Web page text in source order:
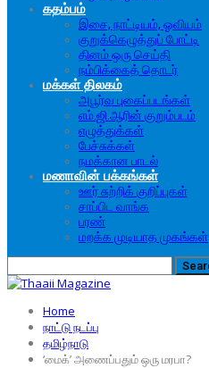
கதம்பம்
இசை, நாட்டியம், ஓவியம்
குறுக்கெழுத்துப் போட்டி
தினம் ஒரு செய்தி
நம்பிக்கைத் தொடர்
மக்கள் திலகம்
அபூர்வ புகைப்படங்கள்
எம்.ஜி.ஆரின் குறும்படம்
எழுத்துக்கள்
பேச்சுக்கள்
நமக்கான பாடல்
மணாவின் பக்கங்கள்
ஊர் சுற்றிக் குறிப்புகள்
சாப்பிட வாங்க
பரண்
மறக்க முடியாத முகங்கள்
Home
நாட்டு நடப்பு
தமிழ்நாடு
‘மைக்’ அணைப்பதும் ஒரு மரபா?